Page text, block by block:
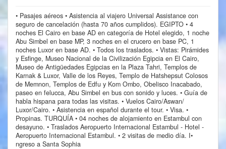
• Pasajes aéreos • Asistencia al viajero Universal Assistance con
seguro de cancelación (hasta 70 años cumplidos). EGIPTO • 4
noches El Cairo en base AD en categoría de Hotel elegido, 1 noche
Abu Simbel en base MP, 3 noches en el crucero en base PC, 1
noches Luxor en base AD. • Todos los traslados. • Vistas: Pirámides
y Esfinge, Museo Nacional de la Civilización Egipcia en El Cairo,
Museo de Antigüedades Egipcias en la Plaza Tahri, Templos de
Karnak & Luxor, Valle de los Reyes, Templo de Hatshepsut Colosos
de Memnon, Templos de Edfu y Kom Ombo, Obelisco Inacabado,
paseo en felucca, Abu Simbel en bus con sonido y luces. • Guía de
habla hispana para todas las visitas. • Vuelos Cairo/Aswan/
Luxor/Cairo. • Asistencia en español durante el tour. • Visa. •
Propinas. TURQUÍA • 04 noches de alojamiento en Estambul con
desayuno. • Traslados Aeropuerto Internacional Estambul - Hotel -
Aeropuerto Internacional Estambul. • 2 visitas de medio día. I•
ngreso a Santa Sophia